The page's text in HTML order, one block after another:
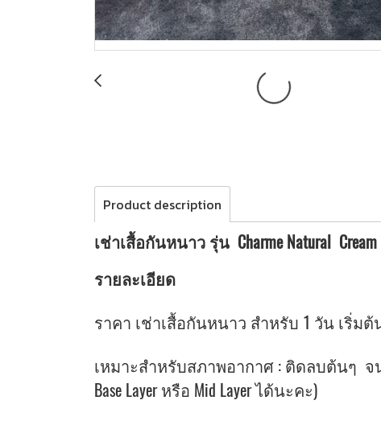
Product description
เช่าเสื้อกันหนาว รุ่น Charme Natural Cream
รายละเอียด
ราคา เช่าเสื้อกันหนาว สำหรับ 1 วัน เริ่ม
เหมาะสำหรับสภาพอากาศ : ติดลบต้นๆ
Base Layer หรือ Mid Layer ได้นะคะ)